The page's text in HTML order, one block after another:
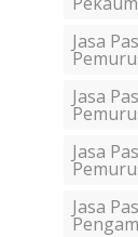
Jasa
Jasa
Jasa
Jasa